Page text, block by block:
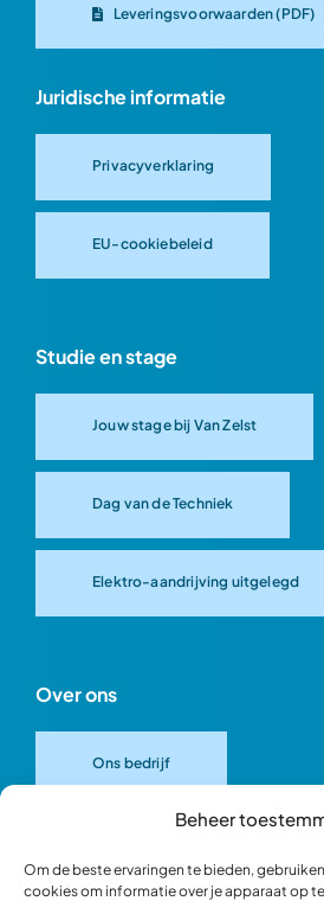
Beheer
Om de beste ervaringen te bieden,
cookies om informatie over je apparaat op
Leveringsvoorwaarden (PDF)
Juridische informatie
Privacyverklaring
EU-cookiebeleid
Studie en stage
Jouw stage bij Van Zelst
Dag van de Techniek
Elektro-aandrijving uitgelegd
Over ons
Ons bedrijf